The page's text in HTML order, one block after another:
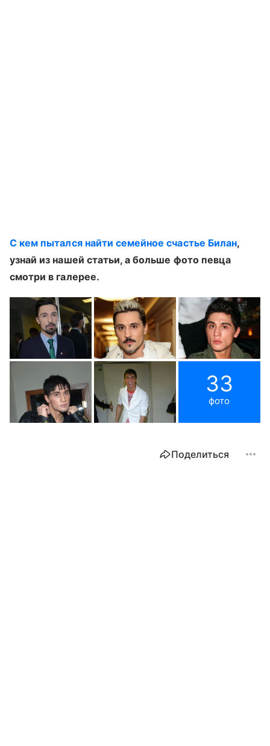
С кем пытался найти семейное счастье Билан,
узнай из нашей статьи, а больше фото певца
смотри в галерее.
33
фото
Поделиться